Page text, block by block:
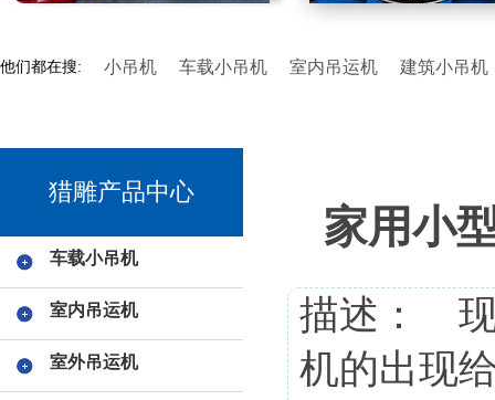
他们都在搜: 小吊机 车载小吊机 室内吊运机 建筑小吊机
猎雕产品中心
车载小吊机
室内吊运机
室外吊运机
家用小
描述： 现
机的出现